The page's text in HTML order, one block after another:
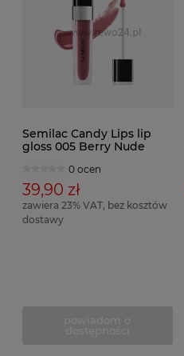
Semilac Candy Lips lip
gloss 005 Berry Nude
0 ocen
39,90 zł
zawiera 23% VAT, bez kosztów
dostawy